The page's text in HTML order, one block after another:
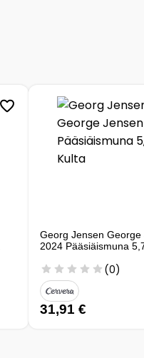
Georg Jensen George
2024 Pääsiäismuna
(0)
31,91 €